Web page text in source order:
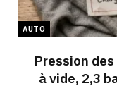
AUTO
Pression
à vide, 2,3